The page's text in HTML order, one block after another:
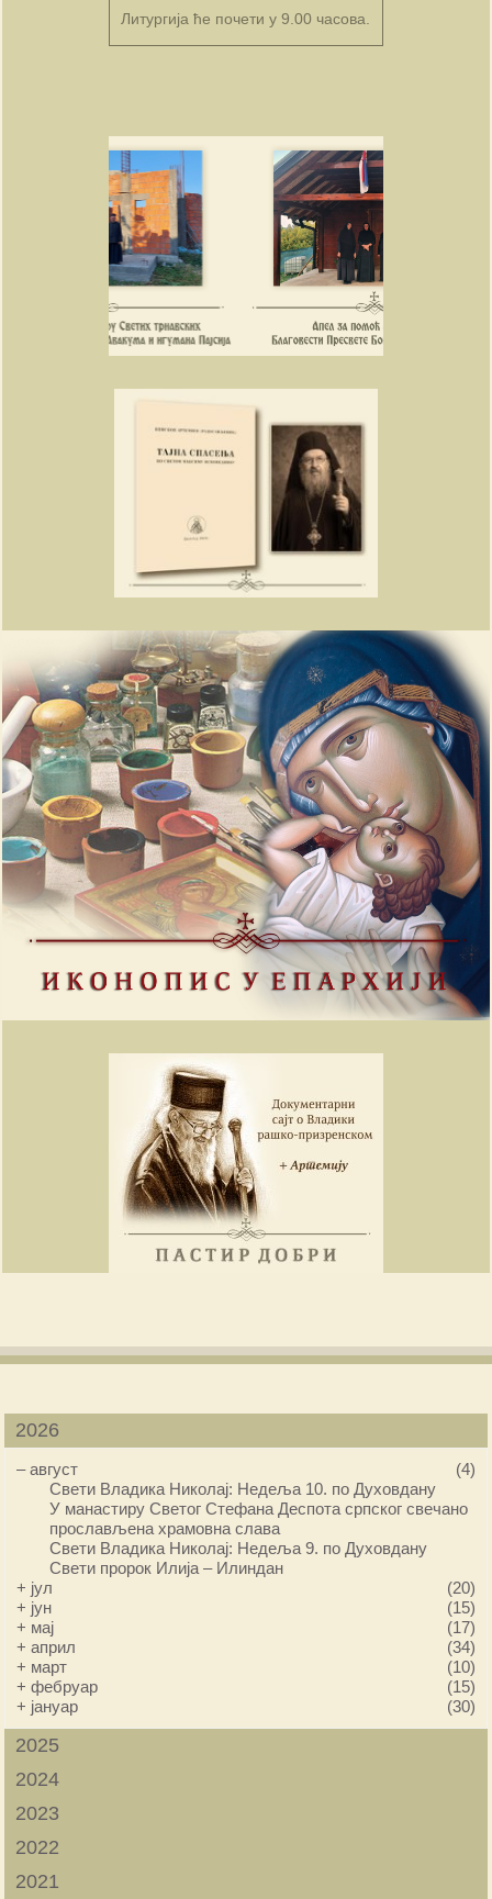
Литургија ће почети у 9.00 часова.
2026
–август
(4)
Свети Владика Николај: Недеља 10. по Духовдану
У манастиру Светог Стефана Деспота српског свечано
прослављена храмовна слава
Свети Владика Николај: Недеља 9. по Духовдану
Свети пророк Илија – Илиндан
+ јул
(20)
+ јун
(15)
+ мај
(17)
+април
(34)
+ март
(10)
+фебруар
(15)
+ јануар (30)
2025
2024
2023
2022
2021